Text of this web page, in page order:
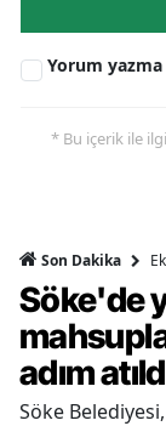
Yorum yazma
* Bu içerik ile
Son Dakika
Söke'de
adım
Söke